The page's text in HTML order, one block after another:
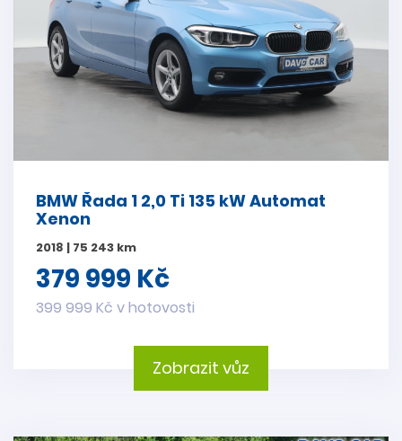
BMW Řada 1 2,0 Ti 135 kW Automat
Xenon
2018 | 75 243 km
379 999 Kč
399 999 Kč v hotovosti
Zobrazit vůz